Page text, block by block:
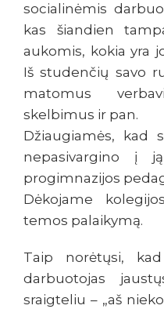
socialinėmis
kas šiandien
aukomis, kokia yra
Iš studenčių savo
matomus
skelbimus ir pan.
Džiaugiamės, kad
nepasivargino į
progimnazijos
Dėkojame
temos palaikymą.
Taip norėtųsi,
darbuotojas
sraigteliu – „aš